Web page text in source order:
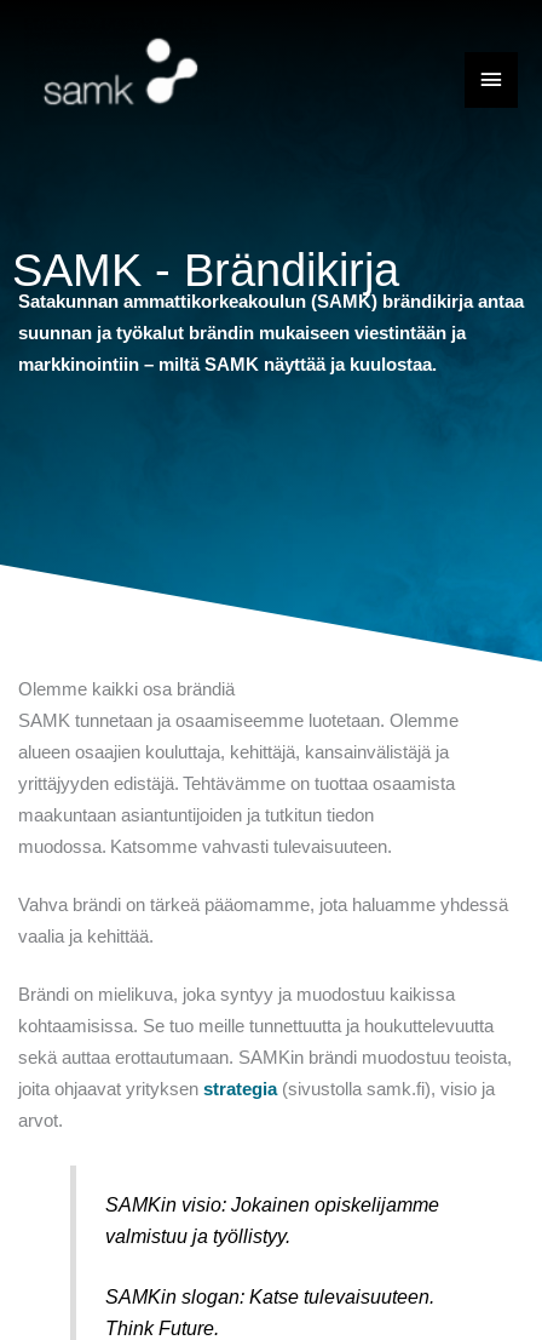
SAMK - Brändikirja
Satakunnan ammattikorkeakoulun (SAMK) brändikirja antaa
suunnan jatyökalut brändin mukaiseen viestintään ja
markkinointiin – miltä SAMK näyttää ja kuulostaa.
Olemme kaikki osa brändiä
SAMK tunnetaan ja osaamiseemme luotetaan. Olemme
alueen osaajien kouluttaja, kehittäjä, kansainvälistäjä ja
yrittäjyyden edistäjä. Tehtävämme on tuottaa osaamista
maakuntaan asiantuntijoiden ja tutkitun tiedon
muodossa. Katsomme vahvasti tulevaisuuteen.
Vahva brändi on tärkeä pääomamme, jota haluamme yhdessä
vaalia ja kehittää.
Brändi on mielikuva, joka syntyy ja muodostuu kaikissa
kohtaamisissa. Se tuo meille tunnettuutta ja houkuttelevuutta
sekä auttaa erottautumaan. SAMKin brändi muodostuu teoista,
joita ohjaavat yrityksen strategia(sivustolla samk.fi), visio ja
arvot.
SAMKin visio: Jokainen opiskelijamme
valmistuu ja työllistyy.
SAMKin slogan: Katse tulevaisuuteen.
Think Future.